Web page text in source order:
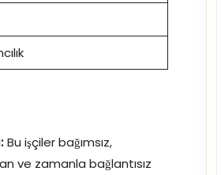
Bu işçiler bağımsız,
ve zamanla bağlantısız